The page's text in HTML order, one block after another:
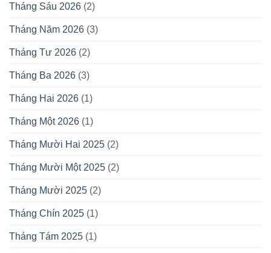
Tháng Sáu 2026 (2)
Tháng Năm 2026 (3)
Tháng Tư 2026 (2)
Tháng Ba 2026 (3)
Tháng Hai 2026 (1)
Tháng Một 2026 (1)
Tháng Mười Hai 2025 (2)
Tháng Mười Một 2025 (2)
Tháng Mười 2025 (2)
Tháng Chín 2025 (1)
Tháng Tám 2025 (1)